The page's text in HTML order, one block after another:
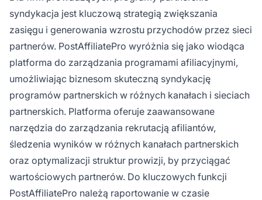
syndykacja jest kluczową strategią zwiększania
zasięgu i generowania wzrostu przychodów przez sieci
partnerów. PostAffiliatePro wyróżnia się jako wiodąca
platforma do zarządzania programami afiliacyjnymi,
umożliwiając biznesom skuteczną syndykację
programów partnerskich w różnych kanałach i sieciach
partnerskich. Platforma oferuje zaawansowane
narzędzia do zarządzania rekrutacją afiliantów,
śledzenia wyników w różnych kanałach partnerskich
oraz optymalizacji struktur prowizji, by przyciągać
wartościowych partnerów. Do kluczowych funkcji
PostAffiliatePro należą raportowanie w czasie